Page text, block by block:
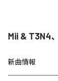
Mii & T3N4
新曲情報